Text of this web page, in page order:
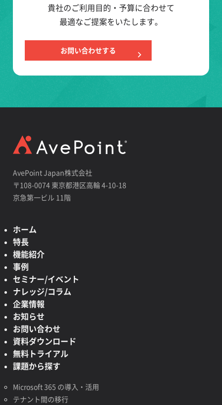
貴社のご利用目的・予算に合わせて
最適なご提案をいたします。
お問い合わせする
AvePoint Japan株式会社
〒108-0074 東京都港区高輪 4-10-18
京急第一ビル 11階
ホーム
特長
機能紹介
事例
セミナー/イベント
ナレッジ/コラム
企業情報
お知らせ
お問い合わせ
資料ダウンロード
無料トライアル
課題から探す
Microsoft 365 の導入・活用
テナント間の移行